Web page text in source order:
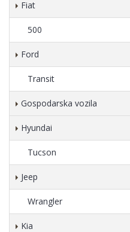
Fiat
500
Ford
Transit
Gospodarska vozila
Hyundai
Tucson
Jeep
Wrangler
Kia